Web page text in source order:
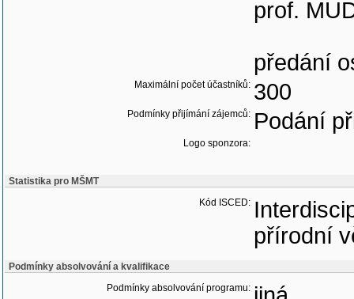
prof.
předání
Maximální počet účastníků: 300
Podmínky přijímání zájemců: Podání
Logo sponzora:
Statistika pro MŠMT
Kód ISCED:
přírodní
Podmínky absolvování a kvalifikace
Podmínky absolvování programu: